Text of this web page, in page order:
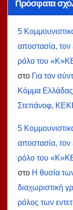
Πρόσφατα
5
αποστασία, τον
ρόλο του
στο Για τον
Κόμμα Ελλάδας
Στεπάνοφ,
5
αποστασία, τον
ρόλο του
στο Η θυσία
διαχωριστική
ρόλος των